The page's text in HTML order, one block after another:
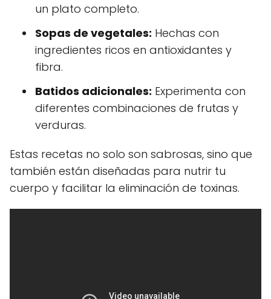
un plato completo.
Sopas de vegetales: Hechas con
ingredientes ricos en antioxidantes y
fibra.
Batidos adicionales: Experimenta con
diferentes combinaciones de frutas y
verduras.
Estas recetas no solo son sabrosas, sino que
también están diseñadas para nutrir tu
cuerpo y facilitar la eliminación de toxinas.